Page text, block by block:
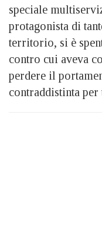
speciale
protagonista di
territorio, si è
contro cui aveva
perdere il
contraddistinta per